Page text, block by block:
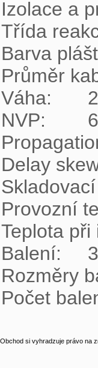
Izolace a
Třída reakce
Barva pláště:	černá RAL
Průměr kabelu:
Váha:	27,6 kg/km
NVP:	68 %
Propagation delay:
Delay skew:	nižší než 45 ns/
Skladovací teplota:
Provozní teplota:	-20
Teplota při
Balení:	305 m, třívrstvý kartónový box
Rozměry balení
Obchod si vyhradzuje právo na